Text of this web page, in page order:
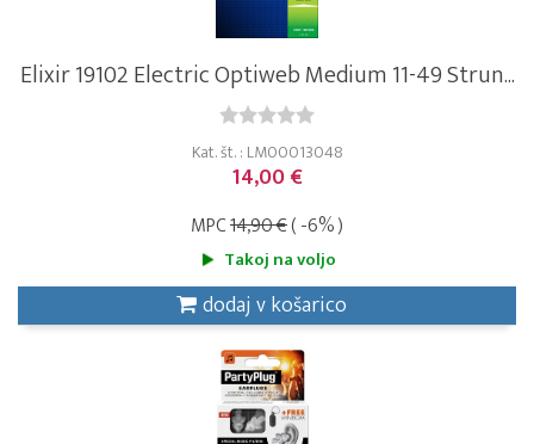
Elixir 19102 Electric Optiweb Medium 11-49 Strun...
Kat. št. : LM00013048
14,00 €
MPC14,90 €( -6% )
Takoj na voljo
dodaj v košarico